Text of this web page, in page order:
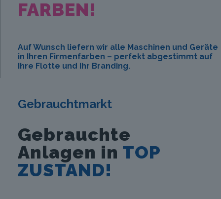
FARBEN!
Auf Wunsch liefern wir alle Maschinen und Geräte
in Ihren Firmenfarben – perfekt abgestimmt auf
Ihre Flotte und Ihr Branding.
Gebrauchtmarkt
Gebrauchte
Anlagen in TOP
ZUSTAND!